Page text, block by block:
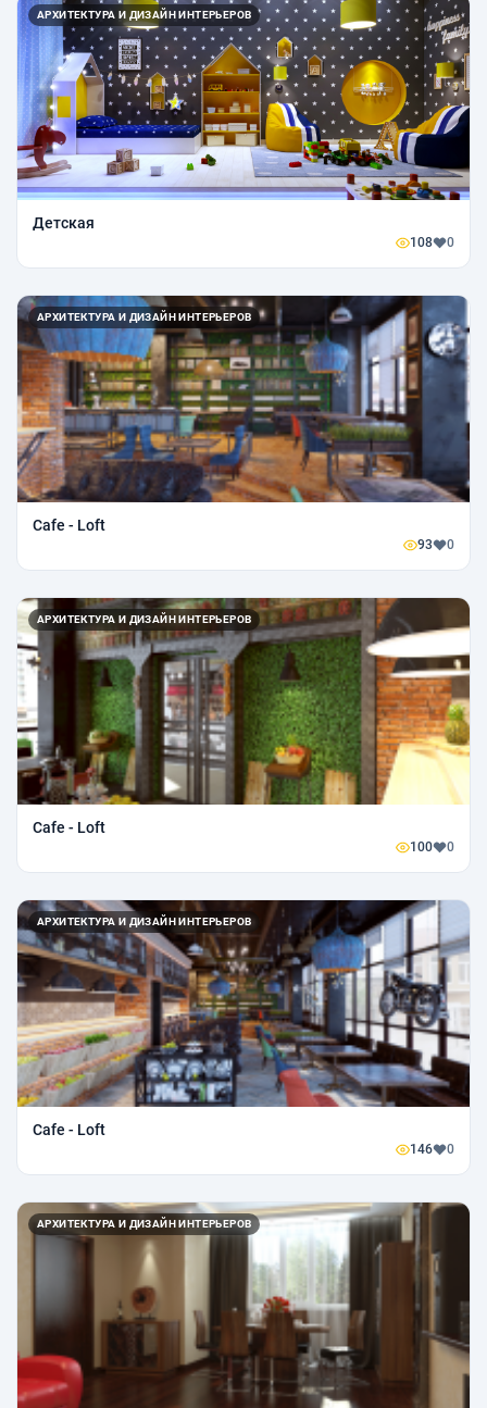
АРХИТЕКТУРА И ДИЗАЙН ИНТЕРЬЕРОВ
Детская
108 0
АРХИТЕКТУРА И ДИЗАЙН ИНТЕРЬЕРОВ
Cafe - Loft
93 0
АРХИТЕКТУРА И ДИЗАЙН ИНТЕРЬЕРОВ
Cafe - Loft
100 0
АРХИТЕКТУРА И ДИЗАЙН ИНТЕРЬЕРОВ
Cafe - Loft
146 0
АРХИТЕКТУРА И ДИЗАЙН ИНТЕРЬЕРОВ